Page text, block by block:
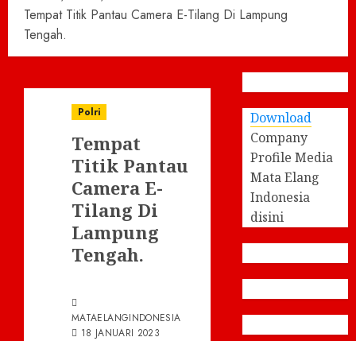
Tempat Titik Pantau Camera E-Tilang Di Lampung
Tengah.
Polri
Tempat
Titik Pantau
Camera E-
Tilang Di
Lampung
Tengah.
MATAELANGINDONESIA
18 JANUARI 2023
Download
Company
Profile Media
Mata Elang
Indonesia
disini